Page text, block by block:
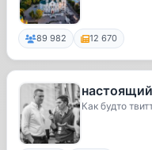
89 982 12 670
Как будто